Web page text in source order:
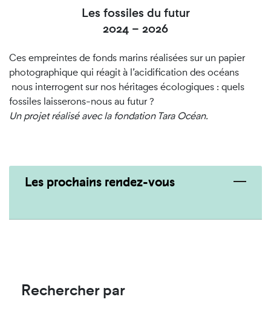
Les fossiles du futur
2024 – 2026
Ces empreintes de fonds marins réalisées sur un papier
photographique qui réagit à l’acidification des océans
nous interrogent sur nos héritages écologiques : quels
fossiles laisserons-nous au futur ?
Un projet réalisé avec la fondation Tara Océan.
Les prochains rendez-vous
Rechercher par